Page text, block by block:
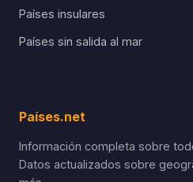
Países insulares
Países sin salida al mar
Países.net
Información completa sobre
Datos actualizados sobre